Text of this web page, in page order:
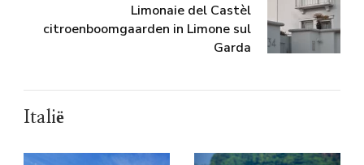
Limonaie del Castèl
citroenboomgaarden in Limone sul
Garda
Italië